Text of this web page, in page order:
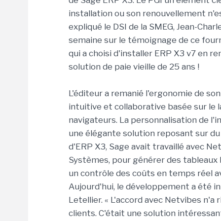
installation ou son renouvellement
expliqué le DSI de la SMEG, Jean-
semaine sur le témoignage de ce
qui a choisi d'installer ERP X3 v7 en
solution de paie vieille de 25 ans !
L'éditeur a remanié l'ergonomie de
intuitive et collaborative basée sur le
navigateurs. La personnalisation de
une élégante solution reposant sur
d'ERP X3, Sage avait travaillé avec
Systèmes, pour générer des
un contrôle des coûts en temps réel
Aujourd'hui, le développement a été
Letellier. « L'accord avec Netvibes n'a
clients. C'était une solution